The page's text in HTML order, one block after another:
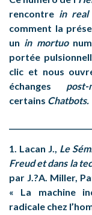
rencontre in
comment la
un in mortuo
portée
clic et nous
échanges post-
certains Chatbots.
1. Lacan J., Le
Freud et dans la
par J.?A. Miller,
« La machine
radicale chez